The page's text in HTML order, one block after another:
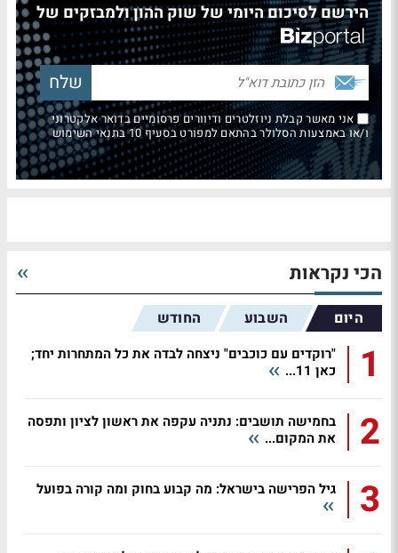
הירשם לסיכום היומי של שוק ההון ולמבזקים של
אני מאשר קבלת ניוזלטרים ודיוורים פרסומיים בדואר אלקטרוני
ו/או באמצעות הסלולר בהתאם למפורט בסעיף 10 בתנאי השימוש
הכי נקראות
היום השבוע החודש
1
"רוקדים עם כוכבים" ניצחה לבדה את כל המתחרות יחד;
כאן 11...
2
בחמישה תושבים: נתניה עקפה את ראשון לציון ותפסה
את המקום...
3 גיל הפרישה בישראל: מה קבוע בחוק ומה קורה בפועל